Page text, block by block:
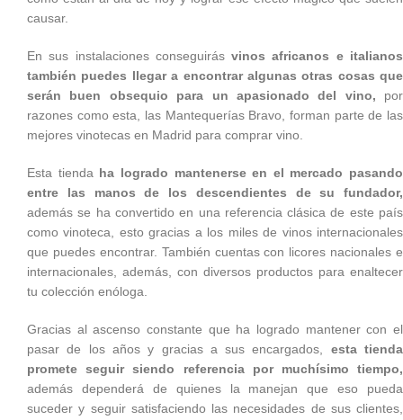
causar.
En sus instalaciones conseguirásvinos africanos e italianos
también puedes llegar a encontrar algunas otras cosas que
serán buen obsequio para un apasionado del vino, por
razones como esta, las Mantequerías Bravo, forman parte de las
mejores vinotecas en Madrid para comprar vino.
Esta tienda ha logrado mantenerse en el mercado pasando
entre las manos de los descendientes de su fundador,
además se ha convertido en una referencia clásica de este país
como vinoteca, esto gracias a los miles de vinos internacionales
que puedes encontrar. También cuentas con licores nacionales e
internacionales, además, con diversos productos para enaltecer
tu colección enóloga.
Gracias al ascenso constante que ha logrado mantener con el
pasar de los años y gracias a sus encargados, esta tienda
promete seguir siendo referencia por muchísimo tiempo,
además dependerá de quienes la manejan que eso pueda
suceder y seguir satisfaciendo las necesidades de sus clientes,